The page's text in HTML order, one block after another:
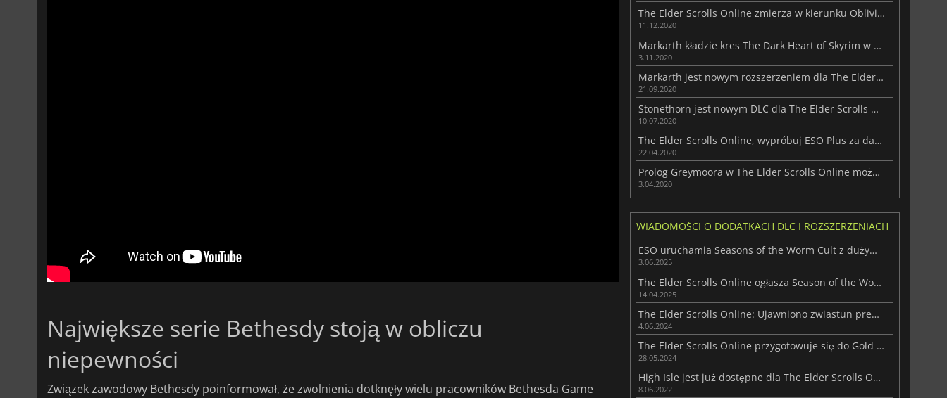
Największe serie Bethesdy stoją w obliczu
niepewności
Związek zawodowy Bethesdy poinformował, że zwolnienia dotknęły wielu pracowników Bethesda Game
The Elder Scrolls Online zmierza w kierunku Obliviona w 2021 r.
11.12.2020
Markarth kładzie kres The Dark Heart of Skyrim w The Elder Scrolls Online
3.11.2020
Markarth jest nowym rozszerzeniem dla The Elder Scrolls Online
21.09.2020
Stonethorn jest nowym DLC dla The Elder Scrolls Online
10.07.2020
The Elder Scrolls Online, wypróbuj ESO Plus za darmo
22.04.2020
Prolog Greymoora w The Elder Scrolls Online można grać za darmo
3.04.2020
WIADOMOŚCI O DODATKACH DLC I ROZSZERZENIACH
ESO uruchamia Seasons of the Worm Cult z dużymi nowymi zmianami
3.06.2025
The Elder Scrolls Online ogłasza Season of the Worm Cult
14.04.2025
The Elder Scrolls Online: Ujawniono zwiastun premierowy Gold Road
4.06.2024
The Elder Scrolls Online przygotowuje się do Gold Road
28.05.2024
High Isle jest już dostępne dla The Elder Scrolls Online
8.06.2022